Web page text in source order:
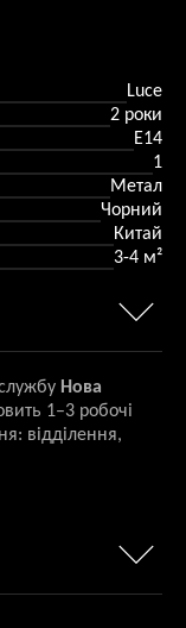
Luce
2 роки
Е14
1
Метал
Чорний
Китай
3-4 м²
Нова
1–3 робочі
відділення,